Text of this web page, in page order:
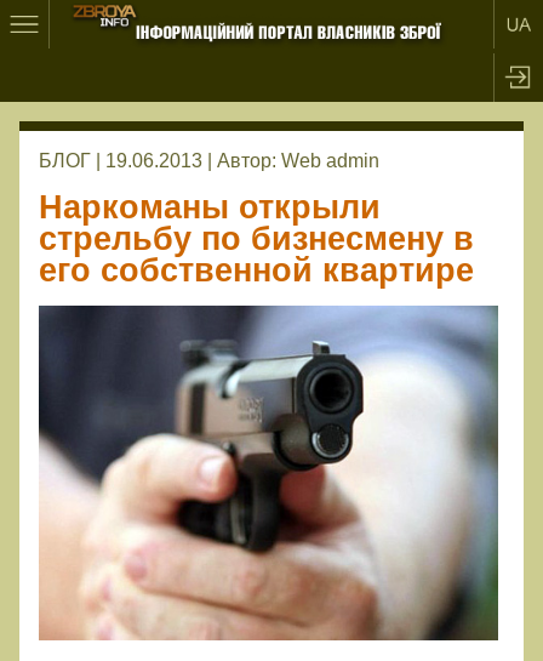
БЛОГ | 19.06.2013 | Автор: Web admin
Наркоманы открыли
стрельбу по бизнесмену в
его собственной квартире